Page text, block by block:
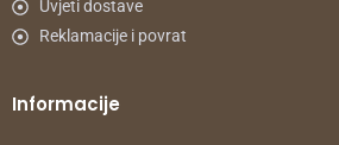
Uvjeti dostave
Reklamacije i povrat
Informacije